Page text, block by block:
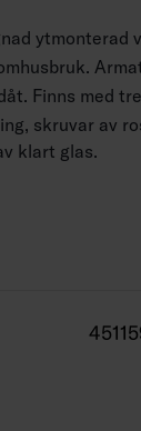
ytmonterad
Finns med
skruvar av
klart glas.